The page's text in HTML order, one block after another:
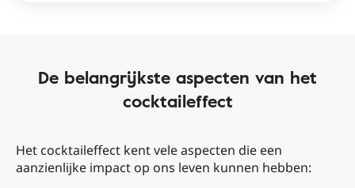
De belangrijkste aspecten van het
cocktaileffect
Het cocktaileffect kent vele aspecten die een
aanzienlijke impact op ons leven kunnen hebben: